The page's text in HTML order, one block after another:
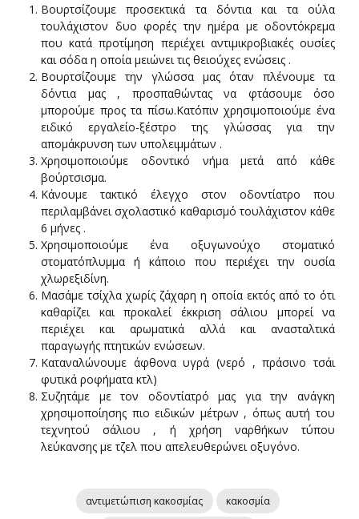
Βουρτσίζουμε προσεκτικά τα δόντια και τα ούλα
τουλάχιστον δυο φορές την ημέρα με οδοντόκρεμα
που κατά προτίμηση περιέχει αντιμικροβιακές ουσίες
και σόδα η οποία μειώνει τις θειούχες ενώσεις .
Βουρτσίζουμε την γλώσσα μας όταν πλένουμε τα
δόντια μας , προσπαθώντας να φτάσουμε όσο
μπορούμε προς τα πίσω.Κατόπιν χρησιμοποιούμε ένα
ειδικό εργαλείο-ξέστρο της γλώσσας για την
απομάκρυνση των υπολειμμάτων .
Χρησιμοποιούμε οδοντικό νήμα μετά από κάθε
βούρτσισμα.
Κάνουμε τακτικό έλεγχο στον οδοντίατρο που
περιλαμβάνει σχολαστικό καθαρισμό τουλάχιστον κάθε
6 μήνες .
Χρησιμοποιούμε ένα οξυγωνούχο στοματικό
στοματόπλυμμα ή κάποιο που περιέχει την ουσία
χλωρεξιδίνη.
Μασάμε τσίχλα χωρίς ζάχαρη η οποία εκτός από το ότι
καθαρίζει και προκαλεί έκκριση σάλιου μπορεί να
περιέχει και αρωματικά αλλά και ανασταλτικά
παραγωγής πτητικών ενώσεων.
Καταναλώνουμε άφθονα υγρά (νερό , πράσινο τσάι
φυτικά ροφήματα κτλ)
Συζητάμε με τον οδοντίατρό μας για την ανάγκη
χρησιμοποίησης πιο ειδικών μέτρων , όπως αυτή του
τεχνητού σάλιου , ή χρήση ναρθήκων τύπου
λεύκανσης με τζελ που απελευθερώνει οξυγόνο.
αντιμετώπιση κακοσμίας κακοσμία